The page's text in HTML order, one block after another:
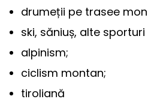
drumeții pe trasee
ski, săniuș, alte
alpinism;
ciclism montan;
tiroliană